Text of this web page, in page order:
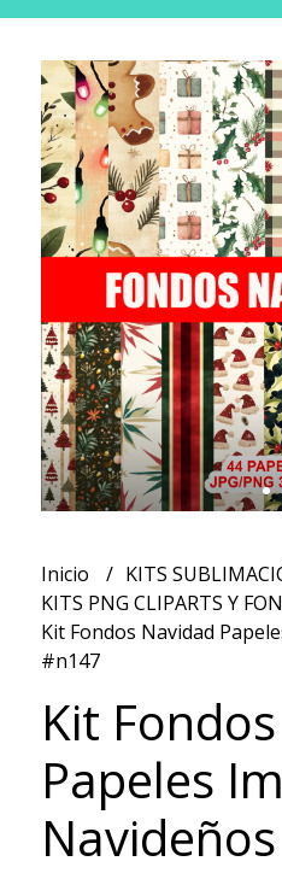
Inicio
KITS
KITS PNG CLIPARTS Y
Kit Fondos Navidad
#n147
Kit
Papeles